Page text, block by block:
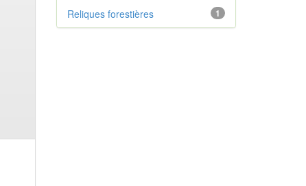
1
Reliques forestières